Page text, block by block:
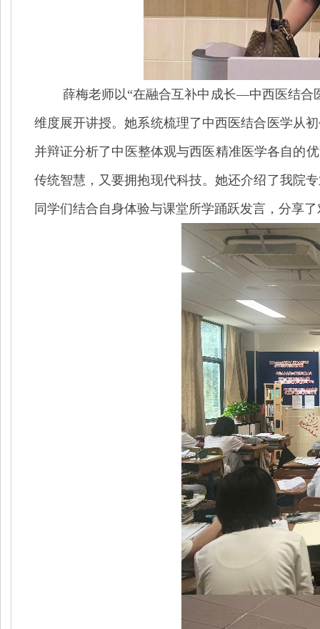
薛梅老师以“在融合互补中成长—中西医结合
维度展开讲授。她系统梳理了中西医结合医学从
并辩证分析了中医整体观与西医精准医学各自的
传统智慧，又要拥抱现代科技。她还介绍了我院
同学们结合自身体验与课堂所学踊跃发言，分享